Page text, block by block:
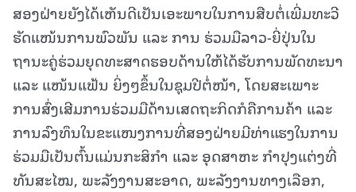
ສອງຝ່າຍຍັງໄດ້ເຫັນດີເປັນເອະພາບໃນການສືບຕໍ່ເພີ່ມທະວີ
ຮັດແໜ້ນການພົວພັນ ແລະ ການ ຮ່ວມມືລາວ-ຍີ່ປຸ່ນໃນ
ຖານະຄູ່ຮ່ວມຍຸດທະສາດຮອບດ້ານໃຫ້ໄດ້ຮັບການພັດທະນາ
ແລະ ແໜ້ນແຟ້ນ ຍິ່ງໆຂຶ້ນໃນຊຸມປີຕໍ່ໜ້າ, ໂດຍສະເພາະ
ການສົ່ງເສີມການຮ່ວມມືດ້ານເສດຖະກິດກໍຄືການຄ້າ ແລະ
ການລົງທຶນໃນຂະແໜງການທີ່ສອງຝ່າຍມີທ່າແຮງໃນການ
ຮ່ວມມືເປັນຕົ້ນແມ່ນກະສິກໍາ ແລະ ອຸດສາຫະ ກໍາປຸງແຕ່ງທີ່
ທັນສະໄໝ, ພະລັງງານສະອາດ, ພະລັງງານທາງເລືອກ,